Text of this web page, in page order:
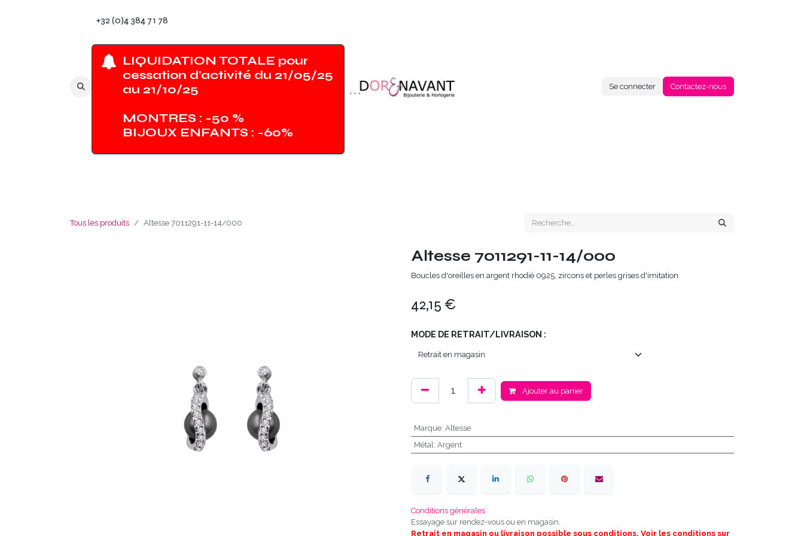
+32 (0)4 384 71 78
LIQUIDATION TOTALE pour
cessation d'activité du 21/05/25
au 21/10/25
MONTRES : -50 %
BIJOUX ENFANTS : -60%
Se connecter Contactez-nous
Tous les produits Altesse 7011291-11-14/000
Altesse 7011291-11-14/000
Boucles d'oreilles en argent rhodié 0925, zircons et perles grises d'imitation
42,15 €
MODE DE RETRAIT/LIVRAISON :
Ajouter au panier
Marque: Altesse
Métal: Argent
Conditions générales
Essayage sur rendez-vous ou en magasin.
Retrait en magasin ou livraison possible sous conditions. Voir les conditions sur